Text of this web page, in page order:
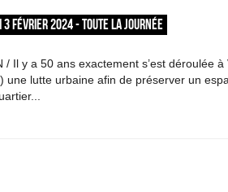
FÉVRIER 2024 - TOUTE LA JOURNÉE
/ Il y a 50 ans exactement s’est déroulée
une lutte urbaine afin de préserver un